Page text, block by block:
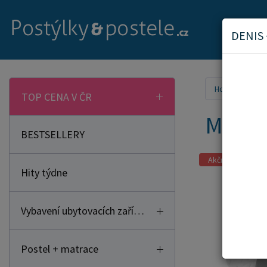
TOP CENA V ČR
BESTSELLERY
Hity týdne
Vybavení ubytovacích zařízení
Postel + matrace
Home
Akční zboží
DENIS